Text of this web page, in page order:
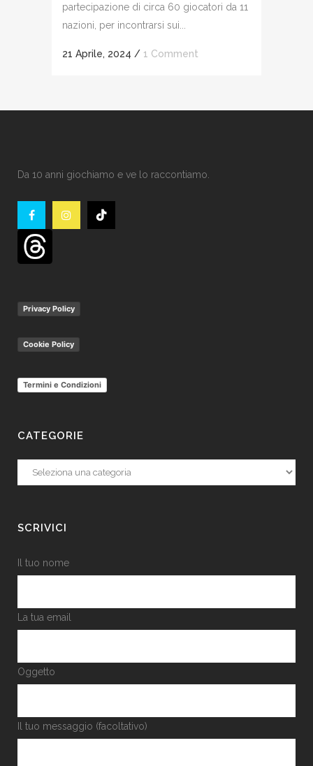
partecipazione di circa 60 giocatori da 11
nazioni, per incontrarsi sui...
21 Aprile, 2024 / 1 Comment
Da 10 anni giochiamo e ve lo raccontiamo.
Privacy Policy
Cookie Policy
Termini e Condizioni
CATEGORIE
Categorie
SCRIVICI
Il tuo nome
La tua email
Oggetto
Il tuo messaggio (facoltativo)